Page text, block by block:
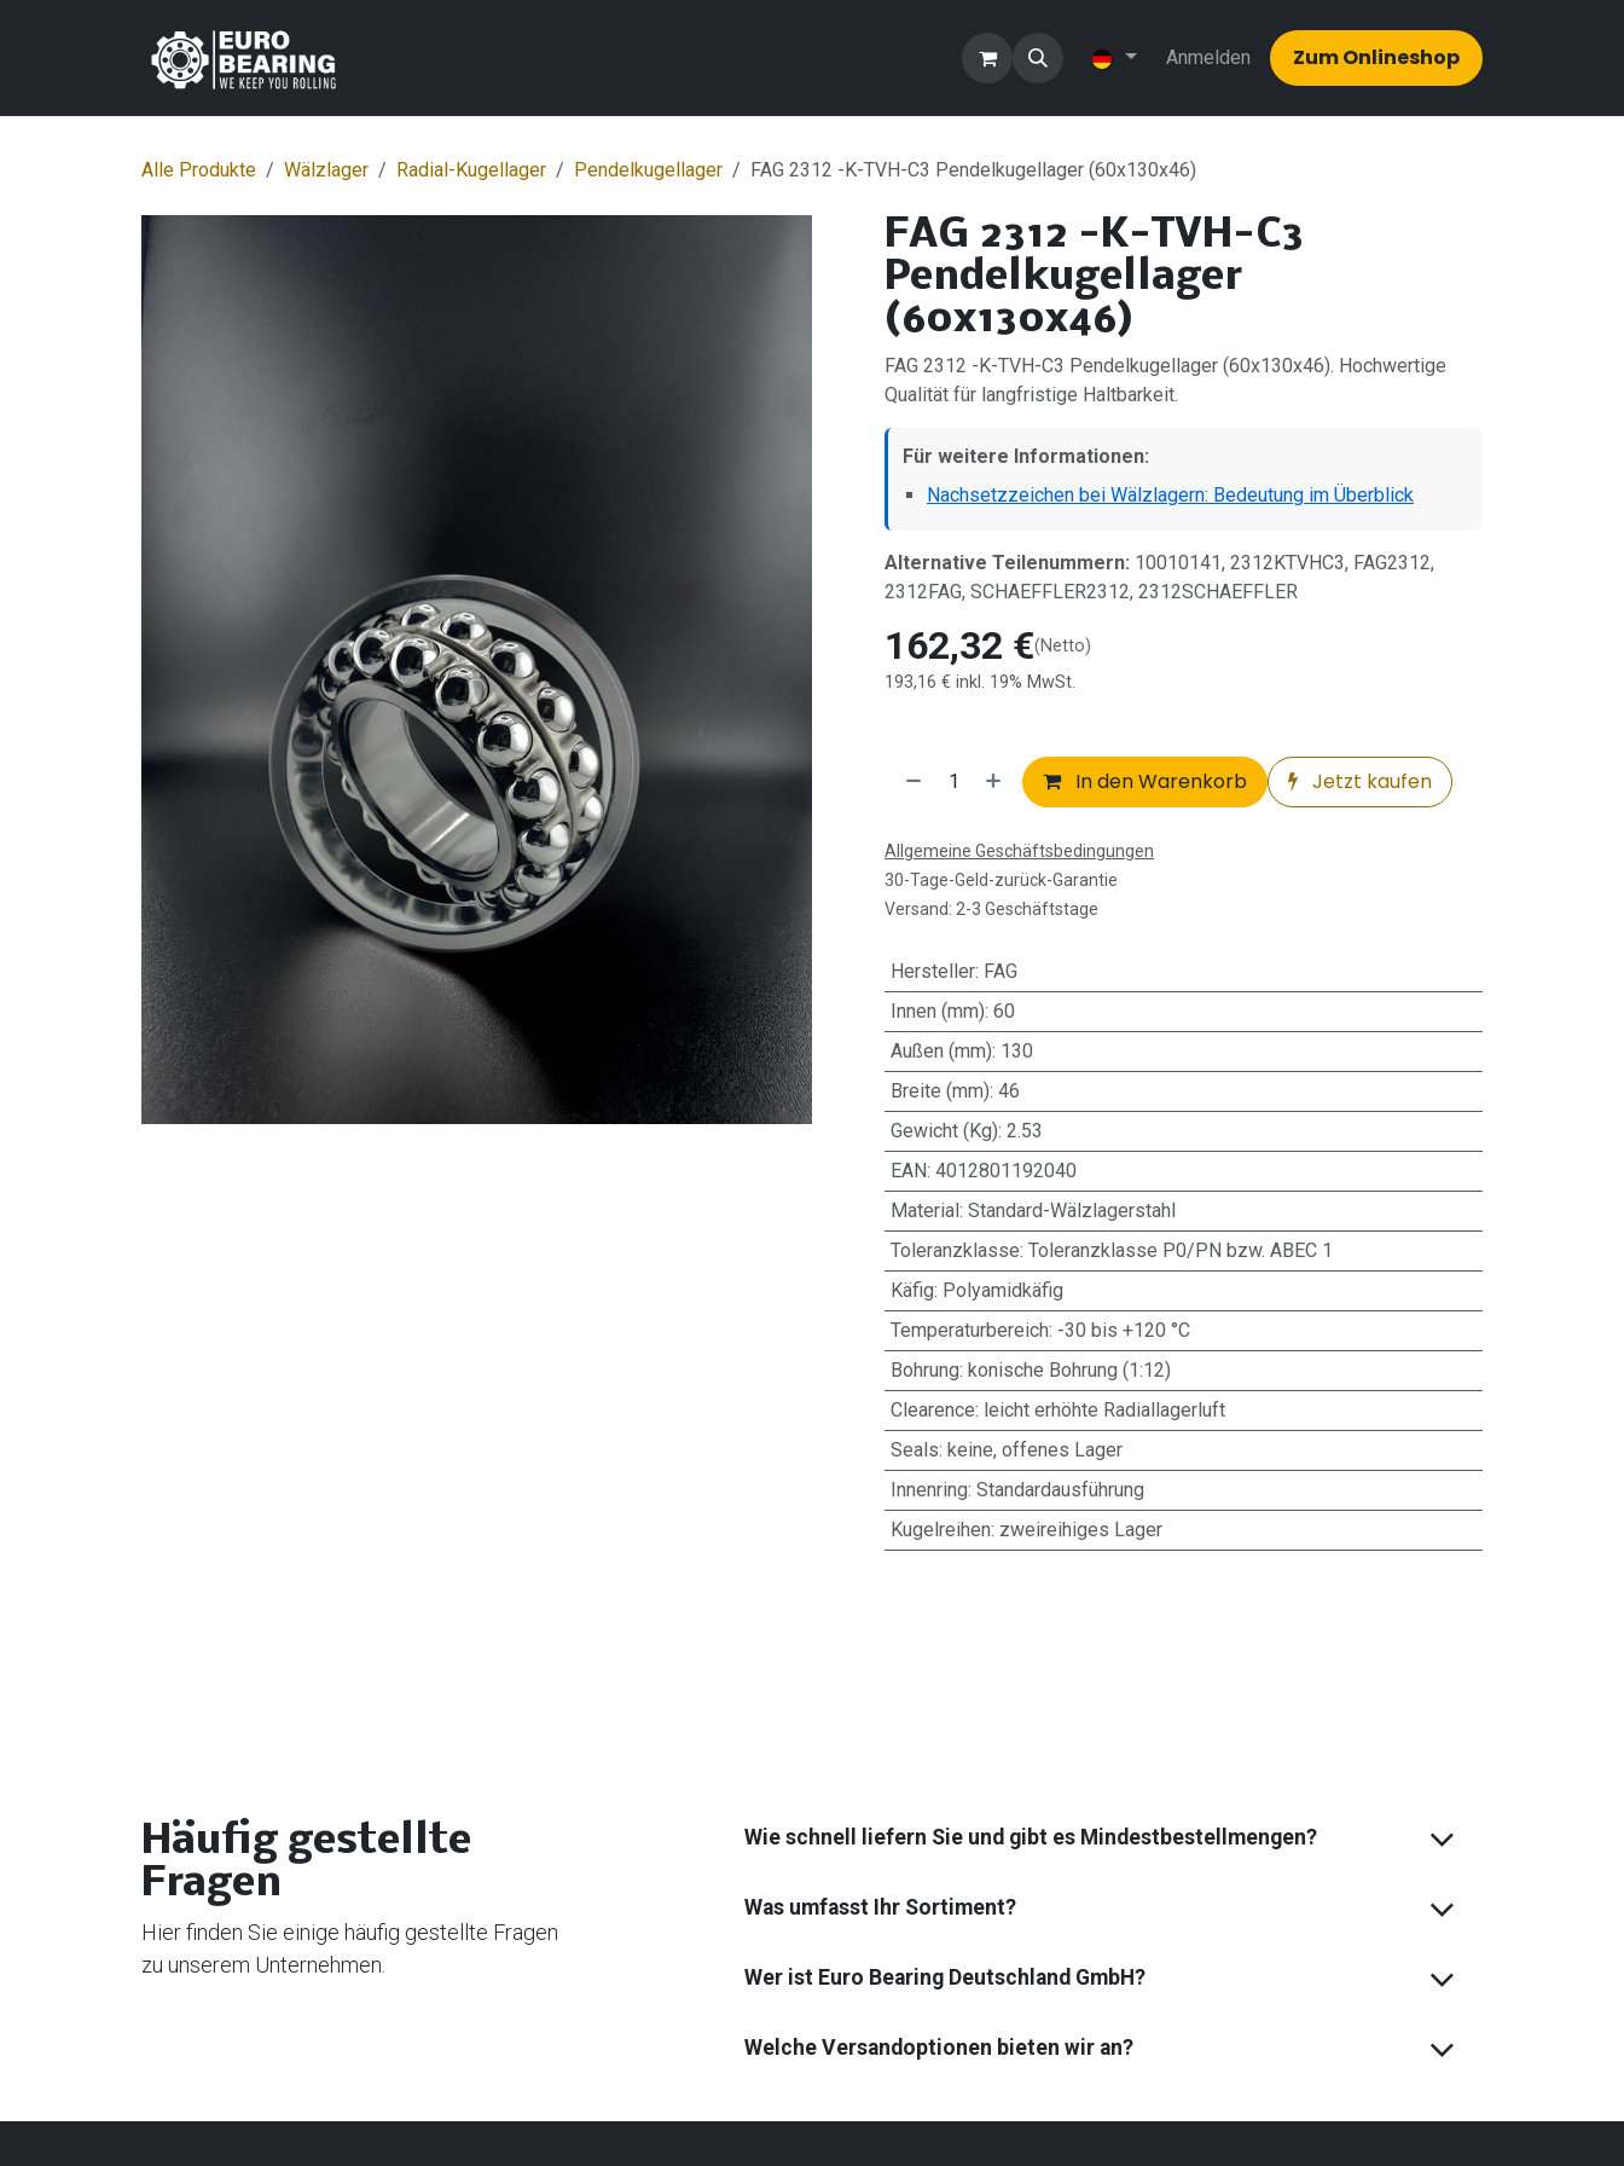
Anmelden Zum Onlinesh​​op
Alle Produkte Wälzlager Radial-Kugellager Pendelkugellager FAG 2312 -K-TVH-C3 Pendelkugellager (60x130x46)
FAG 2312 -K-TVH-C3
Pendelkugellager
(60x130x46)
FAG 2312 -K-TVH-C3 Pendelkugellager (60x130x46). Hochwertige
Qualität für langfristige Haltbarkeit.
Für weitere Informationen:
Nachsetzzeichen bei Wälzlagern: Bedeutung im Überblick
Alternative Teilenummern: 10010141, 2312KTVHC3, FAG2312,
2312FAG, SCHAEFFLER2312, 2312SCHAEFFLER
162,32 €(Netto)
193,16 € inkl. 19% MwSt.
In den Warenkorb Jetzt kaufen
Allgemeine Geschäftsbedingungen
30-Tage-Geld-zurück-Garantie
Versand: 2-3 Geschäftstage
Hersteller: FAG
Innen (mm): 60
Außen (mm): 130
Breite (mm): 46
Gewicht (Kg): 2.53
EAN: 4012801192040
Material: Standard-Wälzlagerstahl
Toleranzklasse: Toleranzklasse P0/PN bzw. ABEC 1
Käfig: Polyamidkäfig
Temperaturbereich: -30 bis +120 °C
Bohrung: konische Bohrung (1:12)
Clearence: leicht erhöhte Radiallagerluft
Seals: keine, offenes Lager
Innenring: Standardausführung
Kugelreihen: zweireihiges Lager
Häufig gestellte
Fragen
Hier finden Sie einige häufig gestellte Fragen
zu unserem Unternehmen.
Wie schnell liefern Sie und gibt es Mindest­bestell­mengen?
Was umfasst Ihr Sortiment?
Wer ist Euro Bearing Deutschland GmbH?
Welche Versandoptionen bieten wir an?